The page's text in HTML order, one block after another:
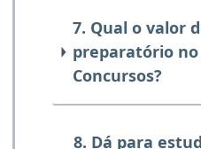
7. Qual o valor
preparatório no
Concursos?
8. Dá para